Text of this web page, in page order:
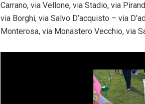
Carrano, via Vellone, via Stadio, via
via Borghi, via Salvo D’acquisto – via
Monterosa, via Monastero Vecchio, via